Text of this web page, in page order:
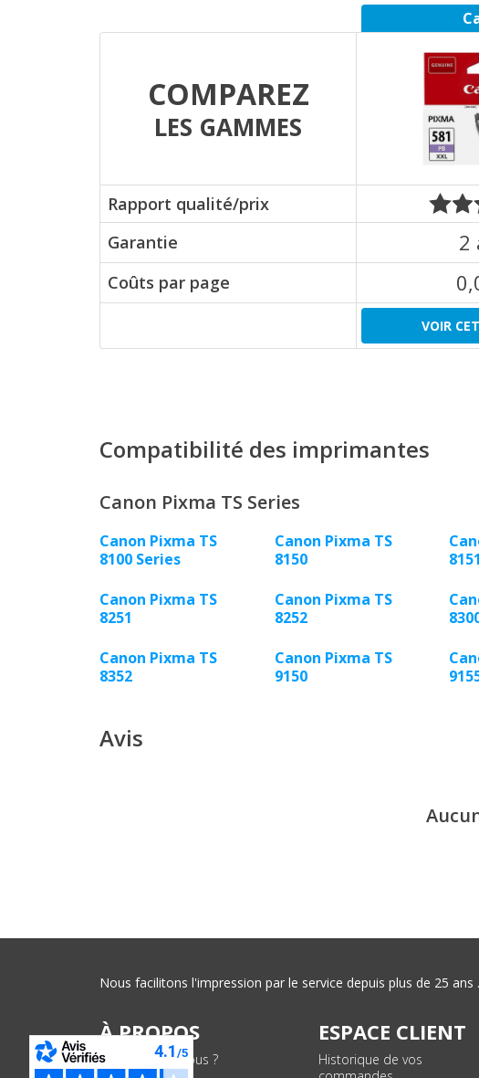
COMPAREZ
LES GAMMES
Rapport qualité/prix
Garantie
2
Coûts par page
VOIR
Compatibilité des imprimantes
Canon Pixma TS Series
Canon Pixma TS
8100 Series
Canon Pixma TS
8150
8151
Canon Pixma TS
8251
Canon Pixma TS
8252
Canon Pixma TS
8352
Canon Pixma TS
9150
Avis
Nous facilitons l'impression par le service depuis plus de 25
À PROPOS
Qui sommes-nous ?
ESPACE CLIENT
Historique de vos